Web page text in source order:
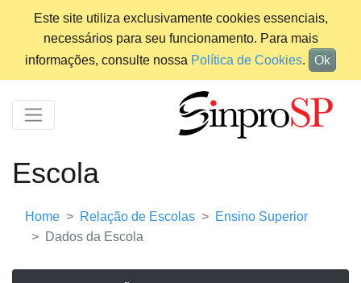
Este site utiliza exclusivamente cookies essenciais,
necessários para seu funcionamento. Para mais
informações, consulte nossa Política de Cookies. Ok
Escola
Home Relação de Escolas
Ensino Superior
Dados da Escola